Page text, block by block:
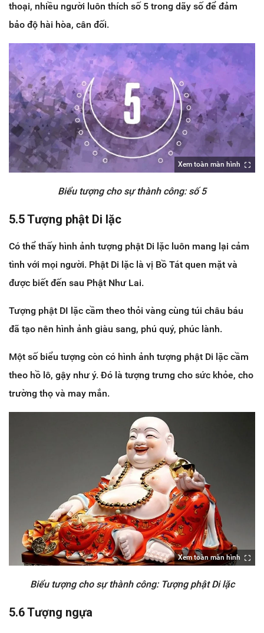
thoại, nhiều người luôn thích số 5 trong dãy số để đảm
bảo độ hài hòa, cân đối.
Xem toàn màn hình
Biểu tượng cho sự thành công: số 5
5.5 Tượng phật Di lặc
Có thể thấy hình ảnh tượng phật Di lặc luôn mang lại cảm
tình với mọi người. Phật Di lặc là vị Bồ Tát quen mặt và
được biết đến sau Phật Như Lai.
Tượng phật DI lặc cầm theo thỏi vàng cùng túi châu báu
đã tạo nên hình ảnh giàu sang, phú quý, phúc lành.
Một số biểu tượng còn có hình ảnh tượng phật Di lặc cầm
theo hồ lô, gậy như ý. Đó là tượng trưng cho sức khỏe, cho
trường thọ và may mắn.
Xem toàn màn hình
Biểu tượng cho sự thành công: Tượng phật Di lặc
5.6 Tượng ngựa